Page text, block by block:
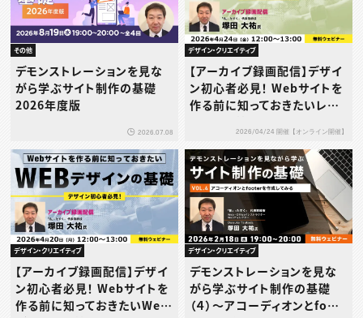
その他
デモンストレーションを見な
がら学ぶサイト制作の基礎
2026年度版
2026.07.08
デザイン・クリエイティブ
【アーカイブ録画配信】デザイ
ン初心者必見！ Webサイトを
作る前に知っておきたいレイ
2026/04/24 開催【オンライン開催】
デザイン・クリエイティブ
【アーカイブ録画配信】デザイ
ン初心者必見！ Webサイトを
作る前に知っておきたいWeb
デザイン・クリエイティブ
デモンストレーションを見な
がら学ぶサイト制作の基礎
（４）〜アコーディオンとfoot